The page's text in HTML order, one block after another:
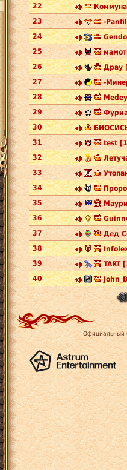
22
23
-
24
25
26
Драу
27
-
28
29
30
31
test
32
33
34
35
36
37
Дед
38
39
TART
40
Официальный